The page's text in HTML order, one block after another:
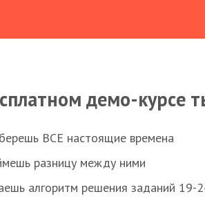
демо-курсе
ВСЕ настоящие времена
разницу между ними
алгоритм решения заданий 19-